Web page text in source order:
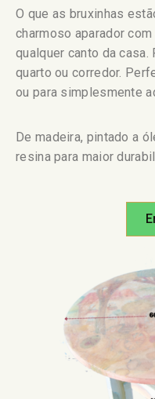
O que as bruxinhas
charmoso aparador
qualquer canto da
quarto ou corredor.
ou para simplesmente
De madeira, pintado a
resina para maior